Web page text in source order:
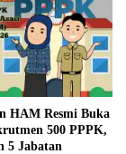
HAM Resmi Buka
500 PPPK,
5 Jabatan